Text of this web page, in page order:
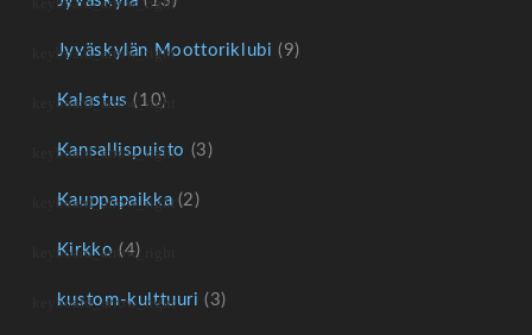
Jyväskylän Moottoriklubi (9)
Kalastus (10)
Kansallispuisto (3)
Kauppapaikka (2)
Kirkko (4)
kustom-kulttuuri (3)